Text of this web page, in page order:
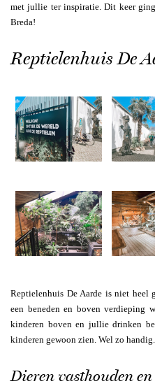
met jullie ter inspiratie. Dit keer
Breda!
Reptielenhuis De
Reptielenhuis De Aarde is niet heel
een beneden en boven
kinderen boven en jullie drinken
kinderen gewoon zien. Wel zo handig.
Dieren vasthouden